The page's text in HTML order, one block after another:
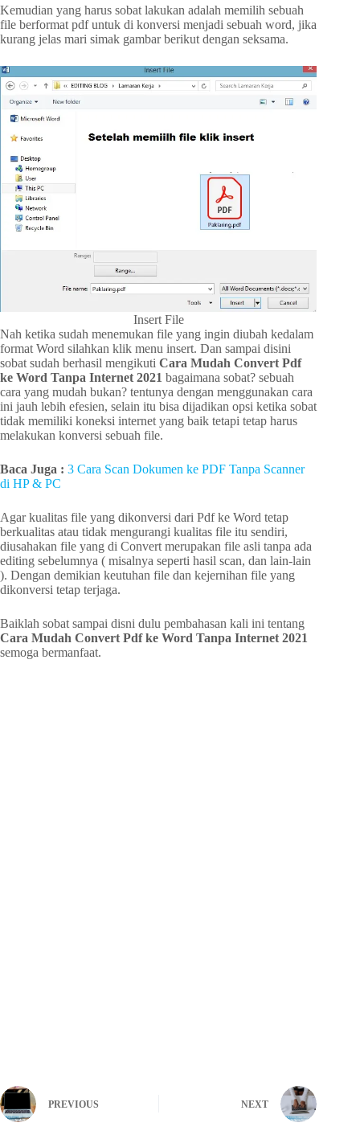
Kemudian yang harus sobat lakukan adalah memilih sebuah
file berformat pdf untuk di konversi menjadi sebuah word, jika
kurang jelas mari simak gambar berikut dengan seksama.
Insert File
Nah ketika sudah menemukan file yang ingin diubah kedalam
format Word silahkan klik menu insert. Dan sampai disini
sobat sudah berhasil mengikuti Cara Mudah Convert Pdf
ke Word Tanpa Internet 2021 bagaimana sobat? sebuah
cara yang mudah bukan? tentunya dengan menggunakan cara
ini jauh lebih efesien, selain itu bisa dijadikan opsi ketika sobat
tidak memiliki koneksi internet yang baik tetapi tetap harus
melakukan konversi sebuah file.
Baca Juga : 3 Cara Scan Dokumen ke PDF Tanpa Scanner
di HP & PC
Agar kualitas file yang dikonversi dari Pdf ke Word tetap
berkualitas atau tidak mengurangi kualitas file itu sendiri,
diusahakan file yang di Convert merupakan file asli tanpa ada
editing sebelumnya ( misalnya seperti hasil scan, dan lain-lain
). Dengan demikian keutuhan file dan kejernihan file yang
dikonversi tetap terjaga.
Baiklah sobat sampai disni dulu pembahasan kali ini tentang
Cara Mudah Convert Pdf ke Word Tanpa Internet 2021
semoga bermanfaat.
PREVIOUS NEXT